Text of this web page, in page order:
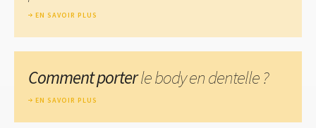
EN SAVOIR PLUS
Comment porterle body en dentelle ?
EN SAVOIR PLUS